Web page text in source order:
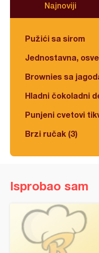
Najnoviji
Pužići sa sirom
Jednostavna,
Brownies sa
Hladni čokoladni
Punjeni cvetovi
Brzi ručak (3)
Isprobao sam